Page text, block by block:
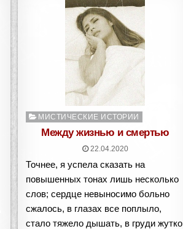
Опубликовано
МИСТИЧЕСКИЕ ИСТОРИИ
Между жизнью и смертью
22.04.2020
Точнее, я успела сказать на
повышенных тонах лишь несколько
слов; сердце невыносимо больно
сжалось, в глазах все поплыло,
стало тяжело дышать, в груди жутко